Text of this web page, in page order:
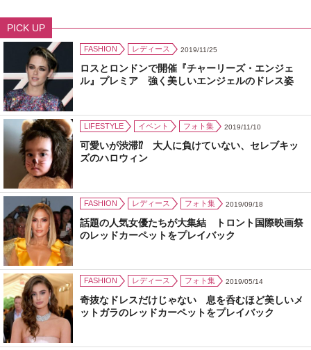
PICK UP
FASHION レディース 2019/11/25
ロスとロンドンで開催『チャーリーズ・エンジェ
ル』プレミア 強く美しいエンジェルのドレス姿
LIFESTYLE イベント フォト集 2019/11/10
可愛いが渋滞⁉ 大人に負けていない、セレブキッ
ズのハロウィン
FASHION レディース フォト集 2019/09/18
話題の人気女優たちが大集結 トロント国際映画祭
のレッドカーペットをプレイバック
FASHION レディース フォト集 2019/05/14
奇抜なドレスだけじゃない 息を呑むほど美しいメ
ットガラのレッドカーペットをプレイバック